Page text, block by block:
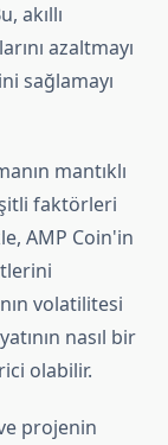
akıllı
azaltmayı
sağlamayı
mantıklı
faktörleri
AMP Coin'in
volatilitesi
nasıl bir
olabilir.
projenin